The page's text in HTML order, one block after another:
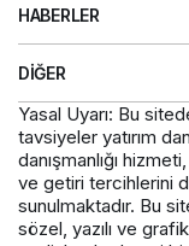
HABERLER
DIĞER
Yasal Uyarı: Bu
tavsiyeler yatırım
danışmanlığı
ve getiri tercihlerini
sunulmaktadır. Bu
sözel, yazılı ve